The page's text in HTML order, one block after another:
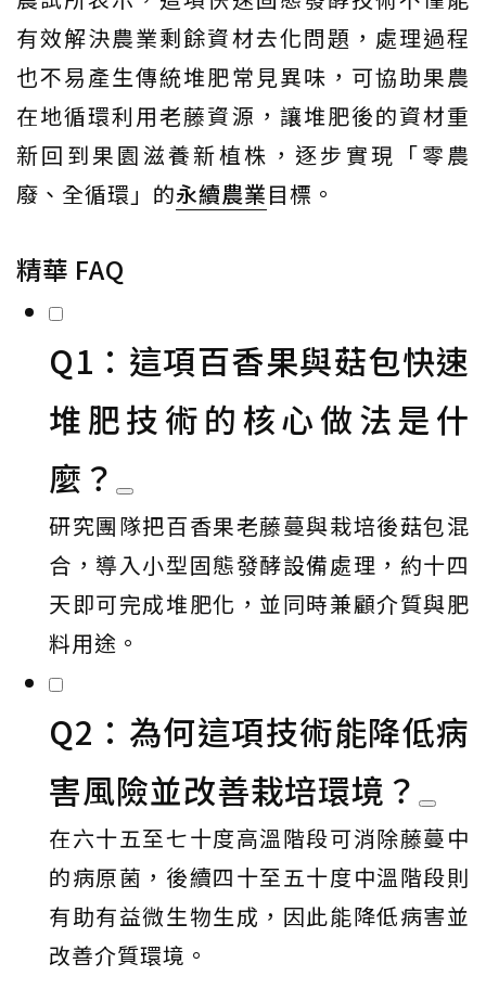
有效解決農業剩餘資材去化問題，處理過程
也不易產生傳統堆肥常見異味，可協助果農
在地循環利用老藤資源，讓堆肥後的資材重
新回到果園滋養新植株，逐步實現「零農
廢、全循環」的永續農業目標。
精華 FAQ
Q1：這項百香果與菇包快速
堆肥技術的核心做法是什
麼？
研究團隊把百香果老藤蔓與栽培後菇包混
合，導入小型固態發酵設備處理，約十四
天即可完成堆肥化，並同時兼顧介質與肥
料用途。
Q2：為何這項技術能降低病
害風險並改善栽培環境？
在六十五至七十度高溫階段可消除藤蔓中
的病原菌，後續四十至五十度中溫階段則
有助有益微生物生成，因此能降低病害並
改善介質環境。